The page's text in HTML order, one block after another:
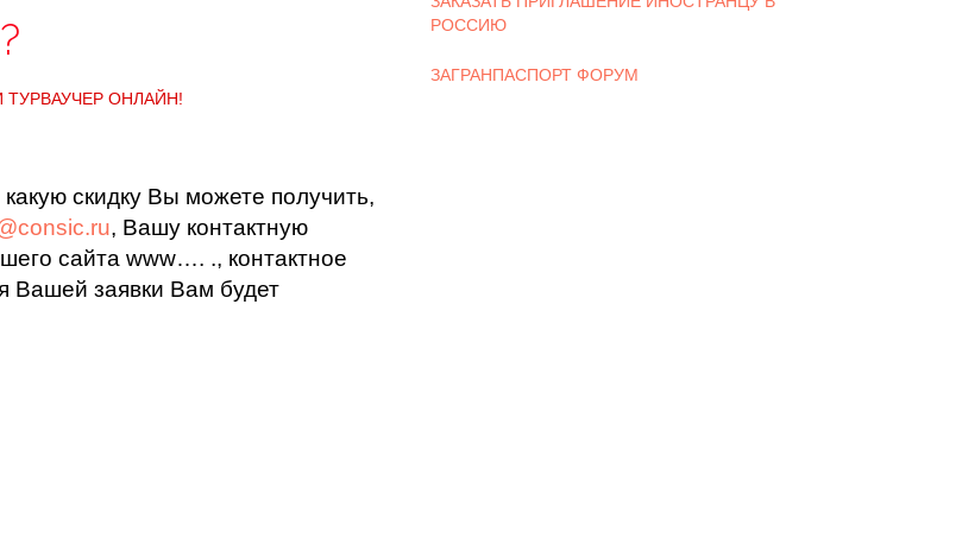
ОНЛАЙН!
скидку Вы можете получить,
, Вашу контактную
сайта www…. ., контактное
Вашей заявки Вам будет
РОССИЮ
ЗАГРАНПАСПОРТ ФОРУМ